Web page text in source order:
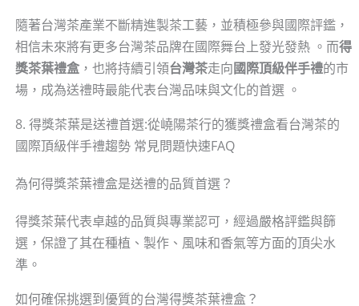
隨著台灣茶產業不斷精進製茶工藝，並積極參與國際評鑑，
相信未來將有更多台灣茶品牌在國際舞台上發光發熱 。而得
獎茶葉禮盒，也將持續引領台灣茶走向國際頂級伴手禮的市
場，成為送禮時最能代表台灣品味與文化的首選 。
8. 得獎茶葉是送禮首選:從嶢陽茶行的獲獎禮盒看台灣茶的
國際頂級伴手禮趨勢 常見問題快速FAQ
為何得獎茶葉禮盒是送禮的品質首選？
得獎茶葉代表卓越的品質與專業認可，經過嚴格評鑑與篩
選，保證了其在種植、製作、風味和香氣等方面的頂尖水
準。
如何確保挑選到優質的台灣得獎茶葉禮盒？